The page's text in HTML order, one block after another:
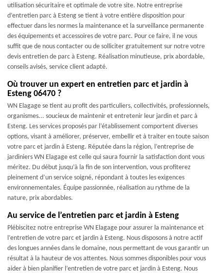
utilisation sécuritaire et optimale de votre site. Notre entreprise
d’entretien parc à Esteng se tient à votre entière disposition pour
effectuer dans les normes la maintenance et la surveillance permanente
des équipements et accessoires de votre parc. Pour ce faire, il ne vous
suffit que de nous contacter ou de solliciter gratuitement sur notre votre
devis entretien de parc à Esteng. Réalisation minutieuse, prix abordable,
conseils avisés, service client adapté.
Où trouver un expert en entretien parc et jardin à
Esteng 06470 ?
WN Elagage se tient au profit des particuliers, collectivités, professionnels,
organismes... soucieux de maintenir et entretenir leur jardin et parc à
Esteng. Les services proposés par l’établissement comportent diverses
options, visant à améliorer, préserver, embellir et à traiter en toute saison
votre parc et jardin à Esteng. Réputée dans la région, l’entreprise de
jardiniers WN Elagage est celle qui saura fournir la satisfaction dont vous
méritez. Du début jusqu’à la fin de son intervention, vous profiterez
pleinement d’un service soigné, répondant à toutes les exigences
environnementales. Équipe passionnée, réalisation au rythme de la
nature, prix abordables.
Au service de l’entretien parc et jardin à Esteng
Plébiscitez notre entreprise WN Elagage pour assurer la maintenance et
l’entretien de votre parc et jardin à Esteng. Nous disposons à notre actif
des longues années dans le domaine, nous permettant de vous garantir un
résultat à la hauteur de vos attentes. Nous sommes disponibles pour vous
aider à bien planifier l’entretien de votre parc et jardin à Esteng. Nous